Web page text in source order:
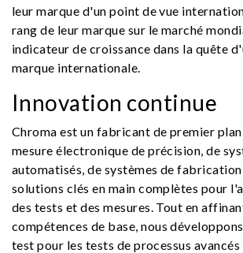
leur marque d'un point de vue
rang de leur marque sur le marché
indicateur de croissance dans la quête
marque internationale.
Innovation continue
Chroma est un fabricant de premier
mesure électronique de précision, de
automatisés, de systèmes de
solutions clés en main complètes pour
des tests et des mesures. Tout en
compétences de base, nous
test pour les tests de processus avancés